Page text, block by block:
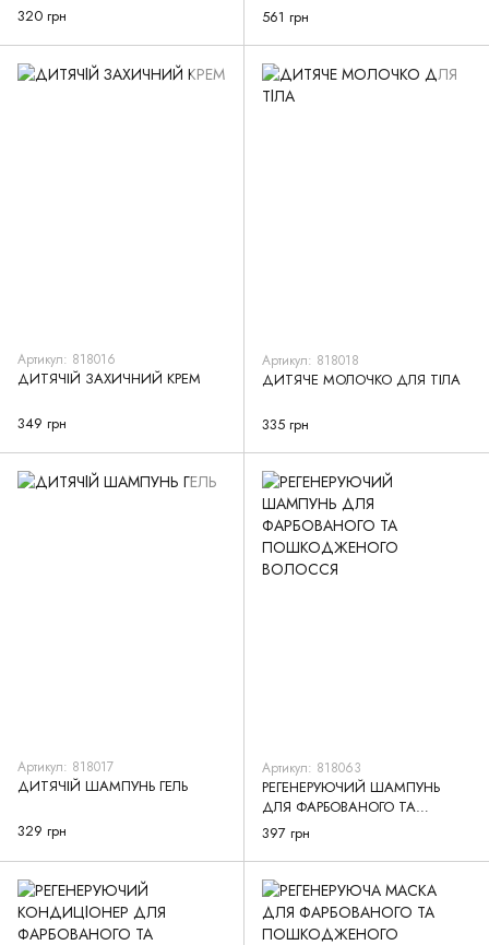
320 грн 561 грн
Артикул: 818016
ДИТЯЧІЙ ЗАХИЧНИЙ КРЕМ
349 грн
Артикул: 818018
ДИТЯЧЕ МОЛОЧКО ДЛЯ ТІЛА
335 грн
Артикул: 818017
ДИТЯЧІЙ ШАМПУНЬ ГЕЛЬ
329 грн
Артикул: 818063
РЕГЕНЕРУЮЧИЙ ШАМПУНЬ
ДЛЯ ФАРБОВАНОГО ТА
ПОШКОДЖЕНОГО ВОЛОССЯ
397 грн